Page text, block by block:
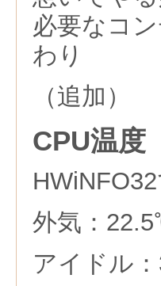
必要なコ
わり
（追加）
CPU温度
外気：
アイドル